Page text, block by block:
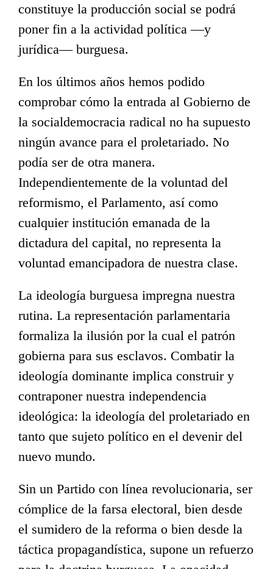
constituye la producción social se podrá
poner fin a la actividad política —y
jurídica— burguesa.
En los últimos años hemos podido
comprobar cómo la entrada al Gobierno de
la socialdemocracia radical no ha supuesto
ningún avance para el proletariado. No
podía ser de otra manera.
Independientemente de la voluntad del
reformismo, el Parlamento, así como
cualquier institución emanada de la
dictadura del capital, no representa la
voluntad emancipadora de nuestra clase.
La ideología burguesa impregna nuestra
rutina. La representación parlamentaria
formaliza la ilusión por la cual el patrón
gobierna para sus esclavos. Combatir la
ideología dominante implica construir y
contraponer nuestra independencia
ideológica: la ideología del proletariado en
tanto que sujeto político en el devenir del
nuevo mundo.
Sin un Partido con línea revolucionaria, ser
cómplice de la farsa electoral, bien desde
el sumidero de la reforma o bien desde la
táctica propagandística, supone un refuerzo